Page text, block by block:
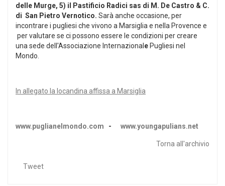
delle Murge, 5) il Pastificio Radici sas di M. De Castro & C.
di San Pietro Vernotico. Sarà anche occasione, per
incontrare i pugliesi che vivono a Marsiglia e nella Provence e
per valutare se ci possono essere le condizioni per creare
una sede dell'Associazione Internazional e Pugliesi nel
Mondo.
In allegato la locandina affissa a Marsiglia
www.puglianelmondo.com - www.youngapulians.net
Torna all'archivio
Tweet